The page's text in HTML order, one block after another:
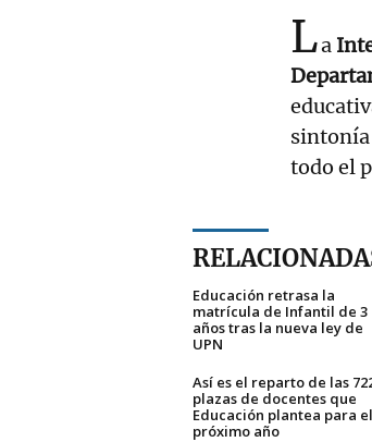
La
sintonía
todo el
Educación retrasa la
matrícula de Infantil de 3
años tras la nueva ley de
UPN
Así es el reparto de las
plazas de docentes que
Educación plantea para el
próximo año